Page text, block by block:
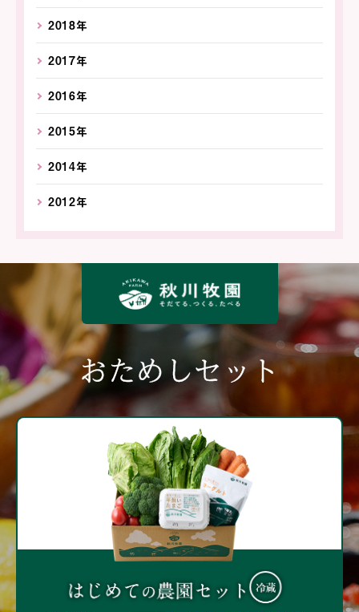
2018年
2017年
2016年
2015年
2014年
2012年
おためしセット